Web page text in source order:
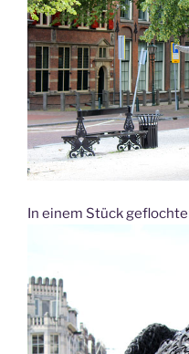
In einem Stück